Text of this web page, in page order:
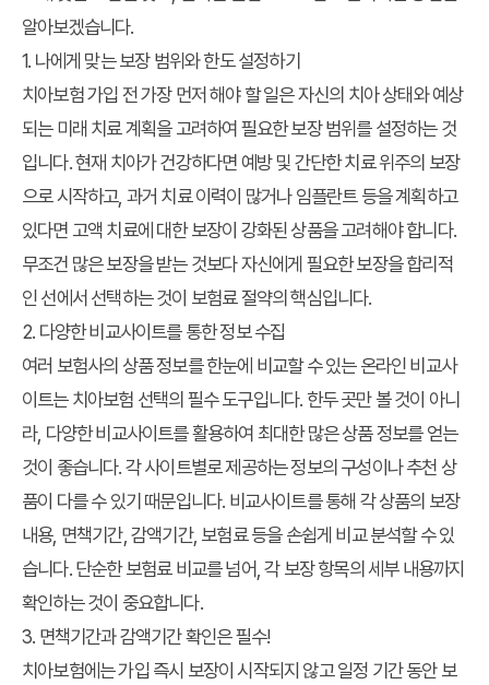
알아보겠습니다.
1. 나에게 맞는 보장 범위와 한도 설정하기
치아보험 가입 전 가장 먼저 해야 할 일은 자신의 치아 상태와 예상
되는 미래 치료 계획을 고려하여 필요한 보장 범위를 설정하는 것
입니다. 현재 치아가 건강하다면 예방 및 간단한 치료 위주의 보장
으로 시작하고, 과거 치료 이력이 많거나 임플란트 등을 계획하고
있다면 고액 치료에 대한 보장이 강화된 상품을 고려해야 합니다.
무조건 많은 보장을 받는 것보다 자신에게 필요한 보장을 합리적
인 선에서 선택하는 것이 보험료 절약의 핵심입니다.
2. 다양한 비교사이트를 통한 정보 수집
여러 보험사의 상품 정보를 한눈에 비교할 수 있는 온라인 비교사
이트는 치아보험 선택의 필수 도구입니다. 한두 곳만 볼 것이 아니
라, 다양한 비교사이트를 활용하여 최대한 많은 상품 정보를 얻는
것이 좋습니다. 각 사이트별로 제공하는 정보의 구성이나 추천 상
품이 다를 수 있기 때문입니다. 비교사이트를 통해 각 상품의 보장
내용, 면책기간, 감액기간, 보험료 등을 손쉽게 비교 분석할 수 있
습니다. 단순한 보험료 비교를 넘어, 각 보장 항목의 세부 내용까지
확인하는 것이 중요합니다.
3. 면책기간과 감액기간 확인은 필수!
치아보험에는 가입 즉시 보장이 시작되지 않고 일정 기간 동안 보